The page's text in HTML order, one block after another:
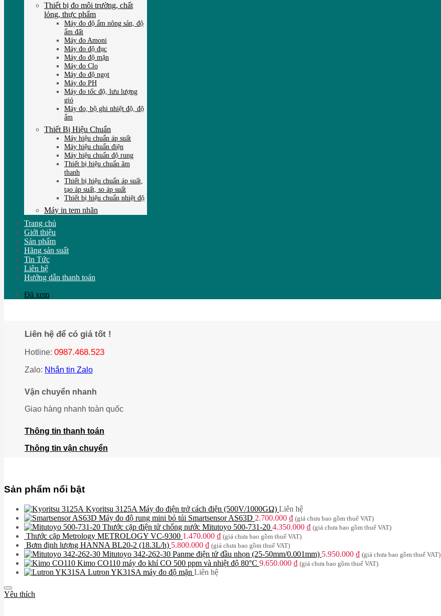
Thiết bị đo môi trường, chất
lỏng, thực phẩm
Máy đo độ ẩm nông sản, độ
ẩm đất
Máy đo Amoni
Máy đo độ đục
Máy đo độ mặn
Máy đo Clo
Máy đo độ ngọt
Máy đo PH
Máy đo tốc độ, lưu lượng
gió
Máy đo, bộ ghi nhiệt độ, độ
ẩm
Thiết Bị Hiệu Chuẩn
Máy hiệu chuẩn áp suất
Máy hiệu chuẩn điện
Máy hiệu chuẩn độ rung
Thiết bị hiệu chuẩn âm
thanh
Thiết bị hiệu chuẩn áp suất,
tạo áp suất, so áp suất
Thiết bị hiệu chuẩn nhiệt độ
Máy in tem nhãn
Trang chủ
Giới thiệu
Sản phẩm
Hãng sản suất
Tin Tức
Liên hệ
Hướng dẫn thanh toán
Đã xem
Liên hệ để có giá tốt !
Hotline: 0987.468.523
Zalo: Nhắn tin Zalo
Vận chuyển nhanh
Giao hàng nhanh toàn quốc
Thông tin thanh toán
Thông tin vận chuyển
Sản phẩm nổi bật
Kyoritsu 3125A Máy đo điện trở cách điện (500V/1000GΩ) Liên hệ
Máy đo độ rung mini bỏ túi Smartsensor AS63D 2.700.000 ₫ (giá chưa bao gồm thuế VAT)
Thước cặp điện tử chống nước Mitutoyo 500-731-20 4.350.000 ₫ (giá chưa bao gồm thuế VAT)
Thước cặp Metrology METROLOGY VC-9300 1.470.000 ₫ (giá chưa bao gồm thuế VAT)
Bơm định lượng HANNA BL20-2 (18.3L/h) 5.800.000 ₫ (giá chưa bao gồm thuế VAT)
Mitutoyo 342-262-30 Panme điện tử đầu nhọn (25-50mm/0.001mm) 5.950.000 ₫ (giá chưa bao gồm thuế VAT)
Kimo CO110 máy đo khí CO 500 ppm và nhiệt độ 80°C 9.650.000 ₫ (giá chưa bao gồm thuế VAT)
Lutron YK31SA máy đo độ mặn Liên hệ
Yêu thích